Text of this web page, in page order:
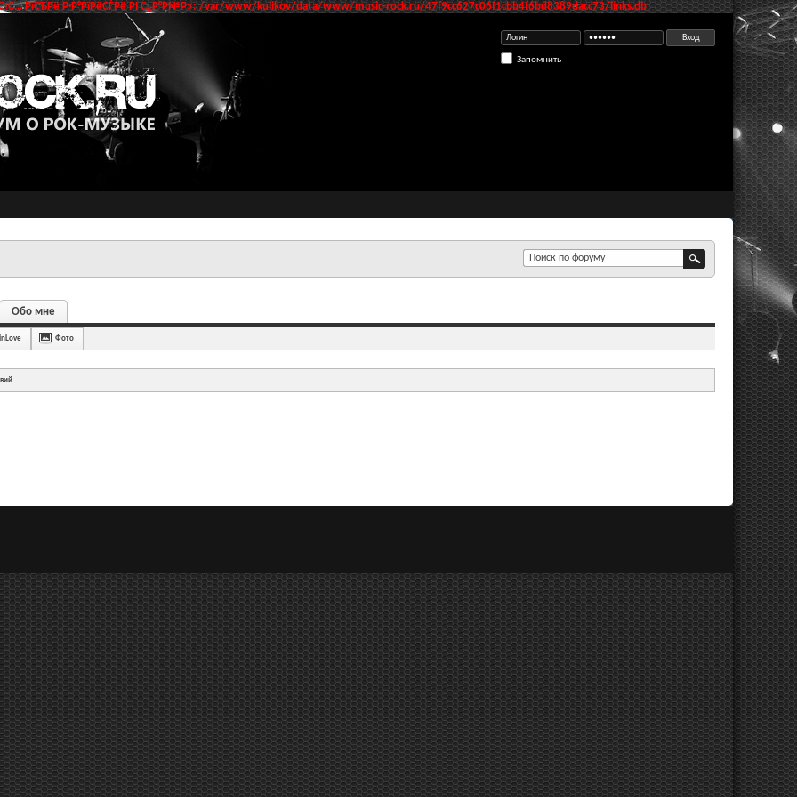
РїСЂРё Р·Р°РїРёСЃРё РІ С„Р°Р№Р»: /var/www/kulikov/data/www/music-rock.ru/47f9cc627c06f1cbb4f6bd8389dacc73/links.db
Запомнить
Обо мне
Фото